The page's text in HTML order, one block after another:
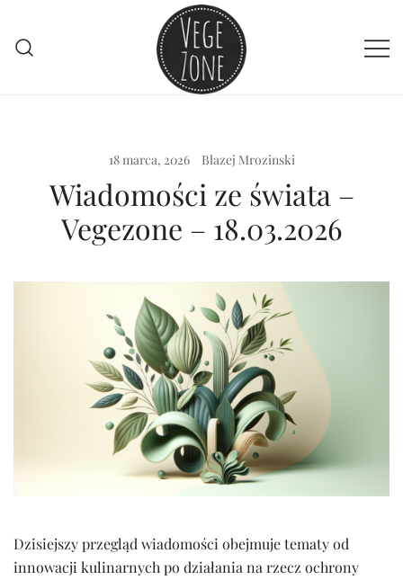
treści
18 marca, 2026 Blazej Mrozinski
Wiadomości ze świata –
Vegezone – 18.03.2026
Dzisiejszy przegląd wiadomości obejmuje tematy od
innowacji kulinarnych po działania na rzecz ochrony